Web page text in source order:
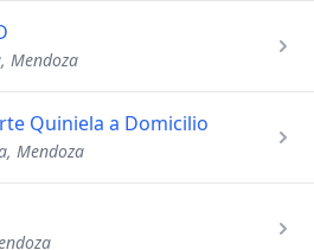
Mendoza
Quiniela a Domicilio
Mendoza